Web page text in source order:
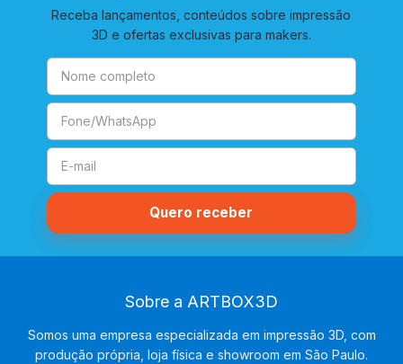
Receba lançamentos, conteúdos sobre impressão
3D e ofertas exclusivas para makers.
Sobre a ARTBOX3D
Somos uma empresa especializada em impressão 3D, com
produção própria, loja física e showroom em São Paulo.